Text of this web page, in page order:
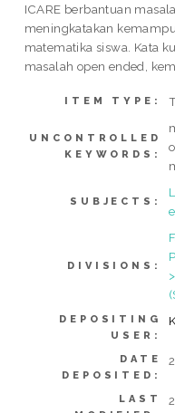
ICARE berbantuan
meningkatakan
matematika siswa. Kata
masalah open ended,
ITEM TYPE:
UNCONTROLLED
KEYWORDS:
SUBJECTS:
DIVISIONS:
DEPOSITING
USER:
DATE
DEPOSITED:
LAST